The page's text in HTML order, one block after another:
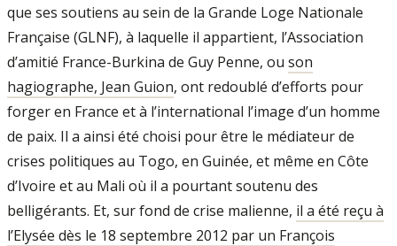
que ses soutiens au sein de la Grande Loge Nationale
Française (GLNF), à laquelle il appartient, l’Association
d’amitié France-Burkina de Guy Penne, ou son
hagiographe, Jean Guion, ont redoublé d’efforts pour
forger en France et à l’international l’image d’un homme
de paix. Il a ainsi été choisi pour être le médiateur de
crises politiques au Togo, en Guinée, et même en Côte
d’Ivoire et au Mali où il a pourtant soutenu des
belligérants. Et, sur fond de crise malienne, il a été reçu à
l’Elysée dès le 18 septembre 2012 par un François